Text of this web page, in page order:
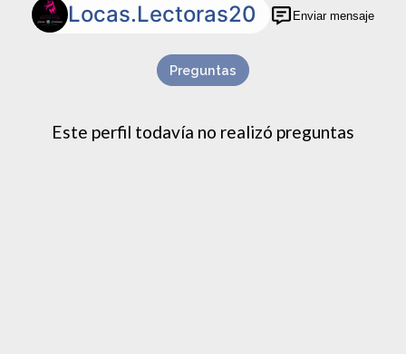
Locas.lectoras20 Enviar mensaje
Preguntas
Este perfil todavía no realizó preguntas